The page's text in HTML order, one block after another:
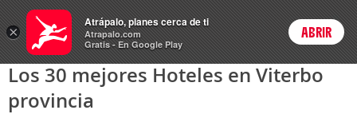
Hoteles Login
Los 30 mejores Hoteles en Viterbo
provincia
×
Atrápalo, planes cerca de ti
Atrapalo.com
Gratis - En Google Play
ABRIR